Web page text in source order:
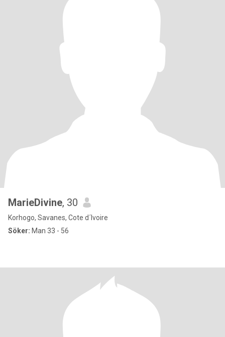
MarieDivine, 30
Korhogo, Savanes, Cote d´Ivoire
Söker: Man 33 - 56